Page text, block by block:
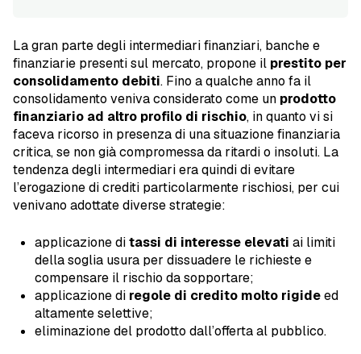
La gran parte degli intermediari finanziari, banche e
finanziarie presenti sul mercato, propone il prestito per
consolidamento debiti. Fino a qualche anno fa il
consolidamento veniva considerato come un prodotto
finanziario ad altro profilo di rischio, in quanto vi si
faceva ricorso in presenza di una situazione finanziaria
critica, se non già compromessa da ritardi o insoluti. La
tendenza degli intermediari era quindi di evitare
l’erogazione di crediti particolarmente rischiosi, per cui
venivano adottate diverse strategie:
applicazione ditassi di interesse elevati ai limiti
della soglia usura per dissuadere le richieste e
compensare il rischio da sopportare;
applicazione di regole di credito molto rigideed
altamente selettive;
eliminazione del prodotto dall’offerta al pubblico.